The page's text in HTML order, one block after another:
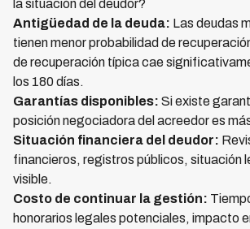
la situación del deudor?
Antigüedad de la deuda: Las deudas
tienen menor probabilidad de
de recuperación típica cae
los 180 días.
Garantías disponibles: Si existe
posición negociadora del acreedor es
Situación financiera del deudor:
financieros, registros públicos, situación
visible.
Costo de continuar la gestión:
honorarios legales potenciales, impacto